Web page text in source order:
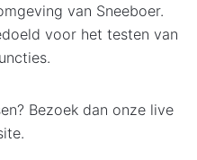
van Sneeboer.
voor het testen van
Bezoek dan onze live